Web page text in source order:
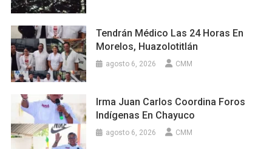
Tendrán Médico Las 24 Horas En
Morelos, Huazolotitlán
agosto 6, 2026 CMM
Irma Juan Carlos Coordina Foros
Indígenas En Chayuco
agosto 6, 2026 CMM